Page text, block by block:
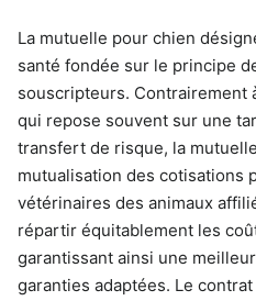
La mutuelle pour chien
santé fondée sur le principe
souscripteurs. Contrairement
qui repose souvent sur une
transfert de risque, la
mutualisation des cotisations
vétérinaires des animaux
répartir équitablement les
garantissant ainsi une
garanties adaptées. Le